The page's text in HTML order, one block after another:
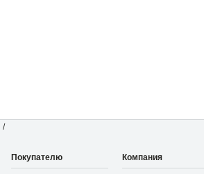
Покупателю Компания
/